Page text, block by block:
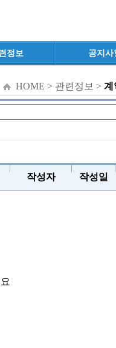
정보 공지사
HOME > 관련정보 > 계
작성자 작성일